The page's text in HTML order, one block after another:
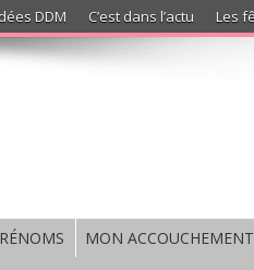
DDM C’est dans l’actu Les
MON ACCOUCHEMENT